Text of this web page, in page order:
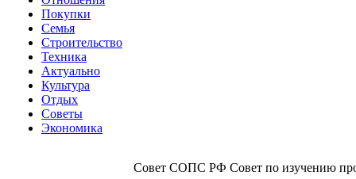
Покупки
Семья
Строительство
Техника
Актуально
Культура
Отдых
Советы
Экономика
Совет СОПС РФ Совет по изучению